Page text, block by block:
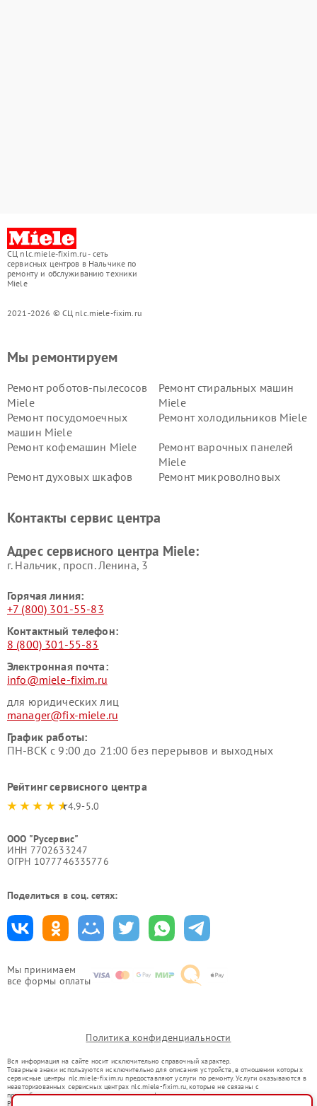
СЦ nlc.miele-fixim.ru - сеть
сервисных центров в Нальчике по
ремонту и обслуживанию техники
Miele
2021-2026 © СЦ nlc.miele-fixim.ru
Мы принимаем
все формы оплаты
Мы ремонтируем
Ремонт роботов-пылесосов
Miele
Ремонт стиральных машин
Miele
Ремонт посудомоечных
машин Miele
Ремонт холодильников Miele
Ремонт кофемашин Miele
Ремонт варочных панелей
Miele
Ремонт духовых шкафов
Ремонт микроволновых
Miele
Miele
пылесосов Miele
Контакты сервис центра
Адрес сервисного центра Miele:
г. Нальчик, просп. Ленина, 3
Горячая линия:
+7 (800) 301-55-83
Контактный телефон:
8 (800) 301-55-83
Электронная почта:
info@miele-fixim.ru
для юридических лиц
manager@fix-miele.ru
График работы:
ПН-ВСК с 9:00 до 21:00 без перерывов и выходных
Рейтинг сервисного центра
4.9-5.0
ООО "Русервис"
ИНН 7702633247
ОГРН 1077746335776
Поделиться в соц. сетях:
Политика конфиденциальности
Вся информация на сайте носит исключительно справочный характер.
Товарные знаки используются исключительно для описания устройств, в отношении которых
сервисные центры nlc.miele-fixim.ru предоставляют услуги по ремонту. Услуги оказываются в
неавторизованных сервисных центрах nlc.miele-fixim.ru, которые не связаны с
правообладателями товарных знаков или их официальными представителями.
Ремонт осуществляется для устройств, уже введенных в гражданский оборот в соответствии